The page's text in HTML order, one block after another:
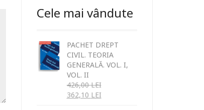
Cele mai vândute
PACHET DREPT
CIVIL. TEORIA
GENERALĂ. VOL. I,
VOL. II
426,00LEI
362,10 LEI